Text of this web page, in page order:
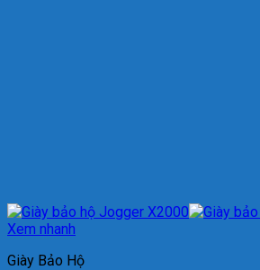
Xem nhanh
Giày Bảo Hộ